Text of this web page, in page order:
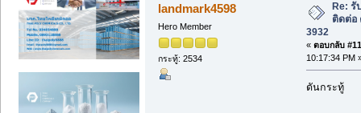
landmark4598
Hero Member
กระทู้: 2534
Re: รั
ติดต่อ
3932
« ตอบกลับ
10:17:34 PM
ดันกระทู้